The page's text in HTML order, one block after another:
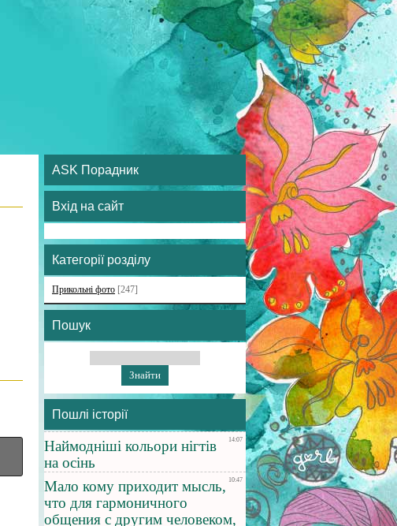
ASK Порадник
Вхід на сайт
Категорії розділу
Прикольні фото [247]
Пошук
Пошлі історії